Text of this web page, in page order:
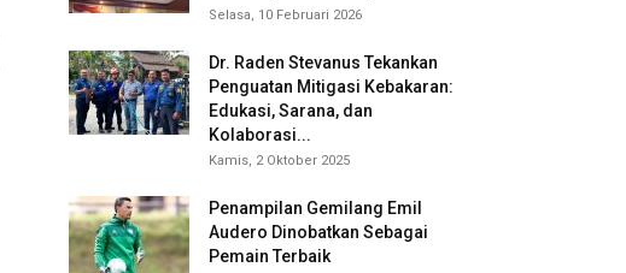
Selasa, 10 Februari 2026
Dr. Raden Stevanus Tekankan
Penguatan Mitigasi Kebakaran:
Edukasi, Sarana, dan
Kolaborasi...
Kamis, 2 Oktober 2025
Penampilan Gemilang Emil
Audero Dinobatkan Sebagai
Pemain Terbaik